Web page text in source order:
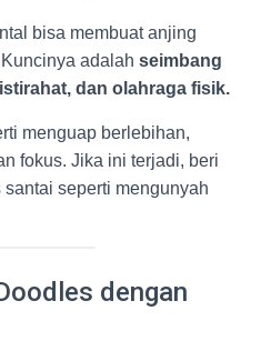
bisa membuat anjing
adalah seimbang
dan olahraga fisik.
menguap berlebihan,
fokus. Jika ini terjadi, beri
seperti mengunyah
dengan